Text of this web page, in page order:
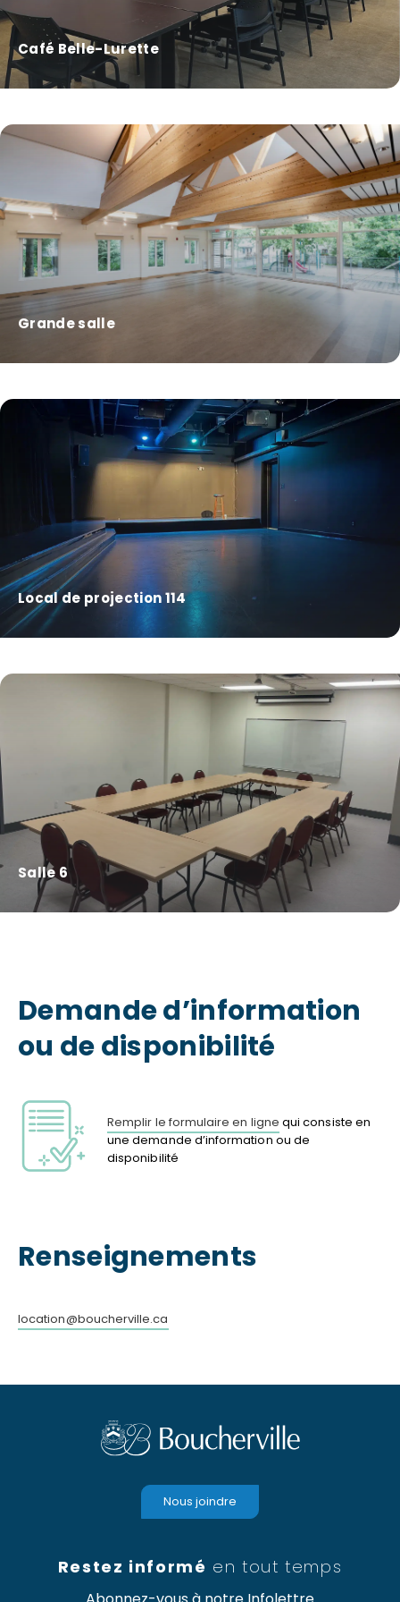
Café Belle-Lurette
Grande salle
Local de projection 114
Salle 6
Demande d’information
ou de disponibilité
Remplir le formulaire en ligne qui consiste en
une demande d’information ou de
disponibilité
Renseignements
location@boucherville.ca
Restez informé en tout temps
Nous joindre